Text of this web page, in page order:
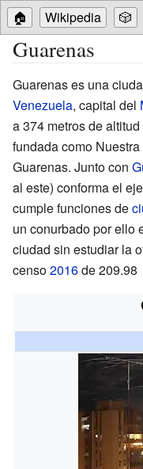
🏠 Wikipedia 🎲
Guarenas
Guarenas es una
Venezuela, capital del
a 374 metros de
fundada como
Guarenas. Junto con
al este) conforma el
cumple funciones de
un conurbado por ello
ciudad sin estudiar la
censo2016de 209.98